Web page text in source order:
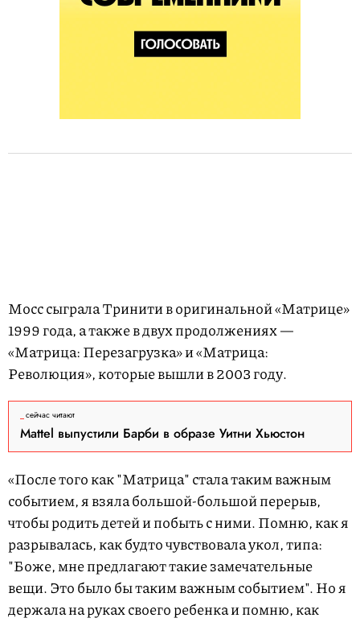
Мосс сыграла Тринити в оригинальной «Матрице»
1999 года, а также в двух продолжениях —
«Матрица: Перезагрузка» и «Матрица:
Революция», которые вышли в 2003 году.
сейчас читают
Mattel выпустили Барби в образе Уитни Хьюстон
«После того как "Матрица" стала таким важным
событием, я взяла большой-большой перерыв,
чтобы родить детей и побыть с ними. Помню, как я
разрывалась, как будто чувствовала укол, типа:
"Боже, мне предлагают такие замечательные
вещи. Это было бы таким важным событием". Но я
держала на руках своего ребенка и помню, как